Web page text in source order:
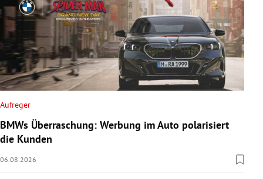
Aufreger
BMWs Überraschung: Werbung im Auto polarisiert
die Kunden
06.08.2026